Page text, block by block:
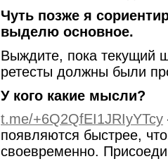
Чуть позже я
выделю основное.
Выждите, пока текущий
ретесты должны были
У кого какие мысли?
t.me/+6Q2QfEI1JRIyYTcy
появляются быстрее,
своевременно.